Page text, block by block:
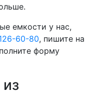
емкости у нас,
60-80, пишите на
форму